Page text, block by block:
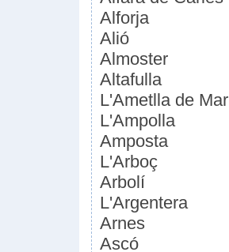
Alforja
Alió
Almoster
Altafulla
L'Ametlla de Mar
L'Ampolla
Amposta
L'Arboç
Arbolí
L'Argentera
Arnes
Ascó